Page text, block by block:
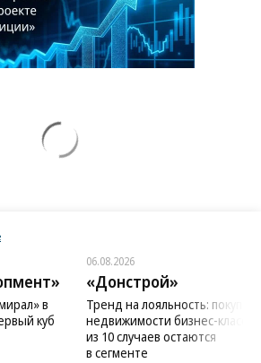
в
куб
06.08.2026
«Донстрой»
Тренд на лояльность:
недвижимости бизнес-класса
из 10 случаев остаются
в сегменте